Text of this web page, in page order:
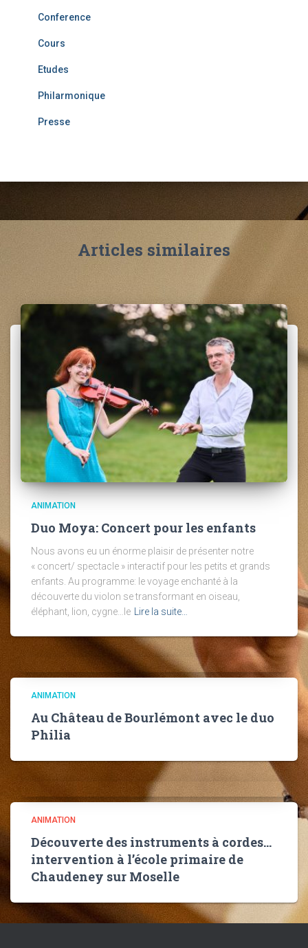
Conference
Cours
Etudes
Philarmonique
Presse
Articles similaires
ANIMATION
Duo Moya: Concert pour les enfants
Nous avons eu un énorme plaisir de présenter notre
« concert/ spectacle » interactif pour les petits et grands
enfants. Au programme: le voyage enchanté à la
découverte du violon se transformant en oiseau,
éléphant, lion, cygne…le
Lire la suite…
ANIMATION
Au Château de Bourlémont avec le duo
Philia
ANIMATION
Découverte des instruments à cordes…
intervention à l’école primaire de
Chaudeney sur Moselle